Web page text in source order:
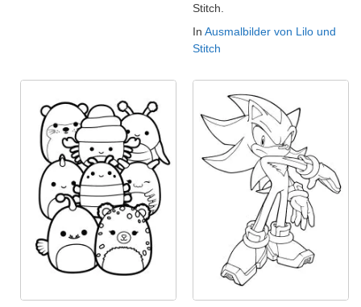
Stitch.
In Ausmalbilder von Lilo und
Stitch